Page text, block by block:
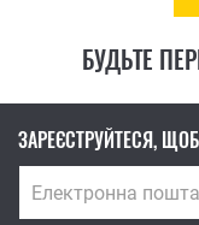
БУДЬТЕ
ЗАРЕЄСТРУЙТЕСЯ,